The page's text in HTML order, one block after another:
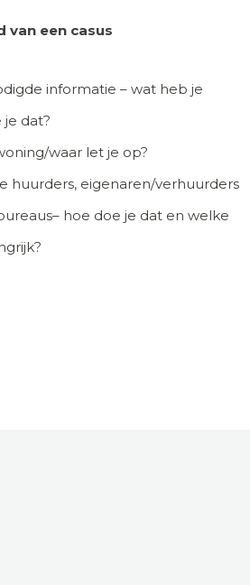
van een casus
informatie – wat heb je
dat?
waar let je op?
huurders, eigenaren/verhuurders
hoe doe je dat en welke